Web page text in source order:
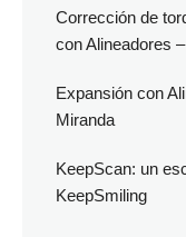
Corrección de
con Alineadores
Expansión con
Miranda
KeepScan: un
KeepSmiling